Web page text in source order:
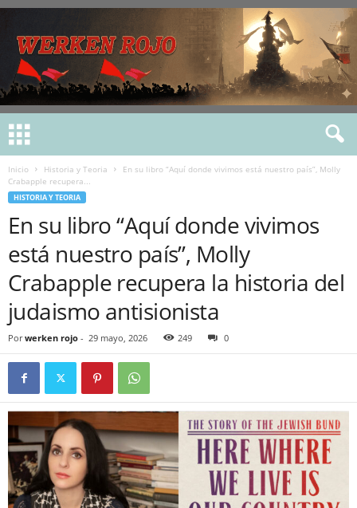
Inicio Historia y Teoria
En su libro “Aquí donde vivimos está nuestro país”, Molly
Crabapple recupera...
HISTORIA Y TEORIA
En su libro “Aquí donde vivimos
está nuestro país”, Molly
Crabapple recupera la historia del
judaismo antisionista
Por werken rojo - 29 mayo, 2026 249 0